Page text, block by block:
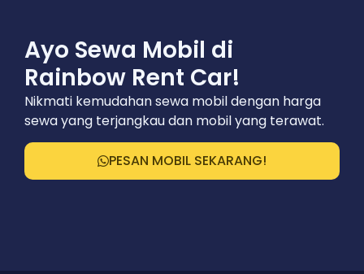
Ayo Sewa Mobil di
Rainbow Rent Car!
Nikmati kemudahan sewa mobil dengan harga
sewa yang terjangkau dan mobil yang terawat.
PESAN MOBIL SEKARANG!